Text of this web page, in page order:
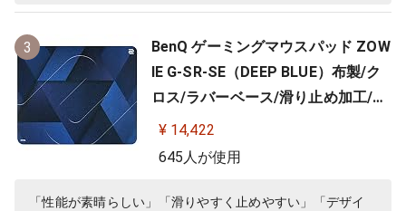
3
BenQ ゲーミングマウスパッド ZOW
IE G-SR-SE（DEEP BLUE）布製/ク
ロス/ラバーベース/滑り止め加工/10
0%フルフラット/3.5ｍｍ
¥ 14,422
645人が使用
「性能が素晴らしい」「滑りやすく止めやすい」「デザイ